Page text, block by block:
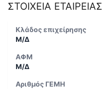
ΣΤΟΙΧΕΙΑ ΕΤΑΙΡΕΙΑΣ
Κλάδος επιχείρησης
Μ/Δ
ΑΦΜ
Μ/Δ
Αριθμός ΓΕΜΗ